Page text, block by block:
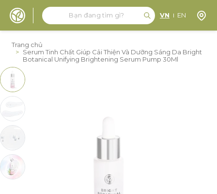
Tìm kiếm
Tìm kiếm
VN EN Định
Trang chủ
> Serum Tinh Chất Giúp Cải Thiện Và Dưỡng Sáng Da Bright
Botanical Unifying Brightening Serum Pump 30Ml